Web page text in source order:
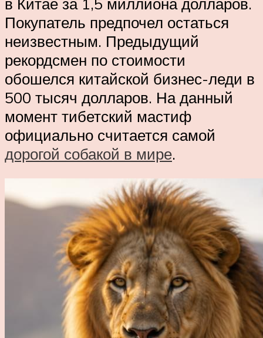
Покупатель предпочел остаться
неизвестным. Предыдущий
рекордсмен по стоимости
обошелся китайской бизнес-леди в
500 тысяч долларов. На данный
момент тибетский мастиф
официально считается самой
дорогой собакой в мире.